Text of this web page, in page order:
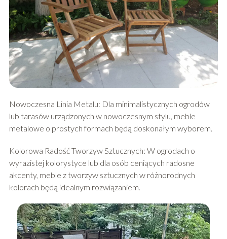
Nowoczesna Linia Metalu: Dla minimalistycznych ogrodów
lub tarasów urządzonych w nowoczesnym stylu, meble
metalowe o prostych formach będą doskonałym wyborem.
Kolorowa Radość Tworzyw Sztucznych: W ogrodach o
wyrazistej kolorystyce lub dla osób ceniących radosne
akcenty, meble z tworzyw sztucznych w różnorodnych
kolorach będą idealnym rozwiązaniem.